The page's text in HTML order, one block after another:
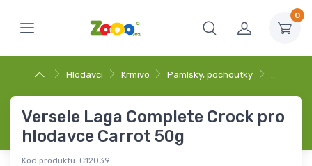
0
Hlodavci Krmivo Pamlsky, pochoutky …
Versele Laga Complete Crock pro
hlodavce Carrot 50g
Kód produktu: C12039